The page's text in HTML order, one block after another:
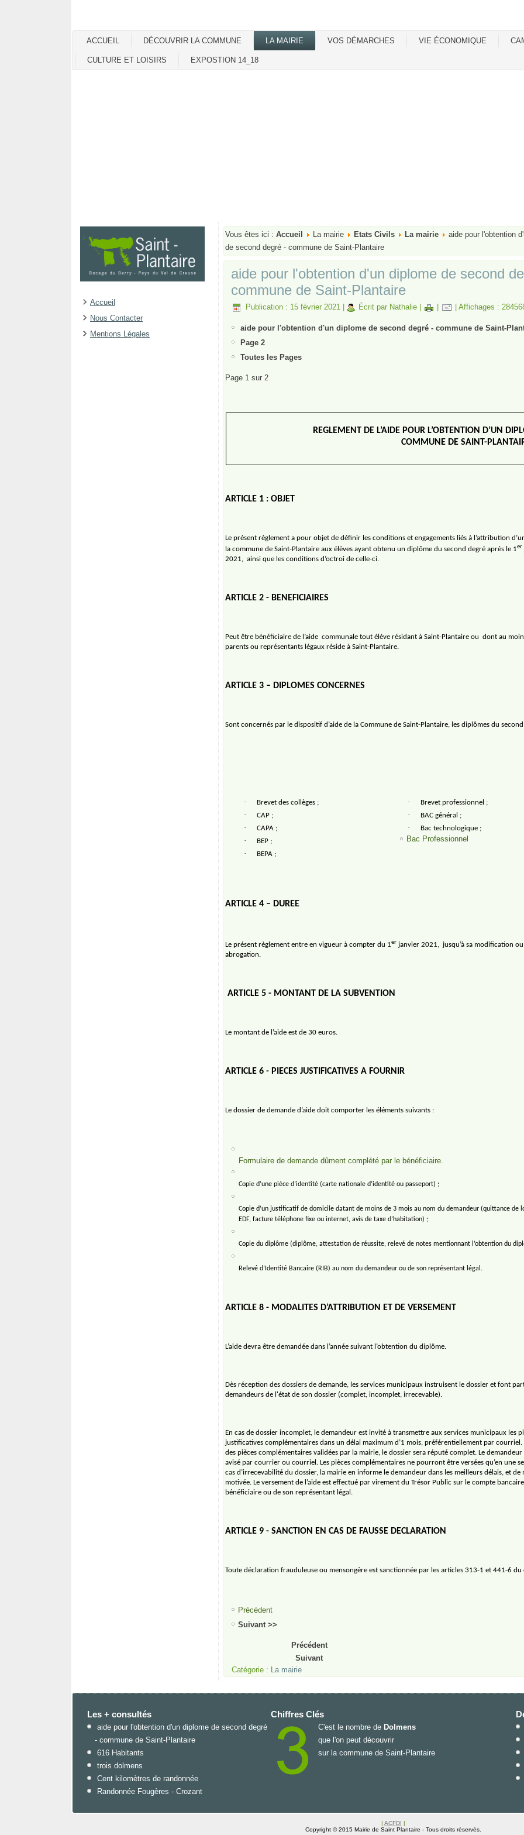
ACCUEIL DÉCOUVRIR LA COMMUNE LA MAIRIE VOS DÉMARCHES VIE ÉCONOMIQUE
CULTURE ET LOISIRS EXPOSTION 14_18
Accueil
Nous Contacter
Mentions Légales
Vous êtes ici : Accueil La mairie Etats Civils La mairie
aide pour l'obtention
de second degré - commune de Saint-Plantaire
aide pour l'obtention d'un diplome de second
commune de Saint-Plantaire
Publication : 15 février 2021 Écrit par Nathalie Affichages :
aide pour l'obtention d'un diplome de second degré - commune de Saint-
Page 2
Toutes les Pages
Page 1 sur 2
REGLEMENT DE L’AIDE POUR L’OBTENTION D’UN
COMMUNE DE SAINT-
ARTICLE 1 : OBJET
Le présent règlement a pour objet de définir les conditions et engagements liés à l’attribution
la commune de Saint-Plantaire aux élèves ayant obtenu un diplôme du second degré après le 1er
2021, ainsi que les conditions d’octroi de celle-ci.
ARTICLE 2 - BENEFICIAIRES
Peut être bénéficiaire de l’aide communale tout élève résidant à Saint-Plantaire ou dont au
parents ou représentants légaux réside à Saint-Plantaire.
ARTICLE 3 – DIPLOMES CONCERNES
Sont concernés par le dispositif d’aide de la Commune de Saint-Plantaire, les diplômes du
· Brevet des collèges ;
· CAP ;
· CAPA ;
· BEP ;
· BEPA ;
· Brevet professionnel ;
· BAC général ;
· Bac technologique ;
Bac Professionnel
ARTICLE 4 – DUREE
Le présent règlement entre en vigueur à compter du 1er janvier 2021, jusqu’à sa modification
abrogation.
ARTICLE 5 - MONTANT DE LA SUBVENTION
Le montant de l’aide est de 30 euros.
ARTICLE 6 - PIECES JUSTIFICATIVES A FOURNIR
Le dossier de demande d’aide doit comporter les éléments suivants :
Formulaire de demande dûment complété par le bénéficiaire.
Copie d’une pièce d’identité (carte nationale d’identité ou passeport) ;
Copie d’un justificatif de domicile datant de moins de 3 mois au nom du demandeur (quittance de
EDF, facture téléphone fixe ou internet, avis de taxe d’habitation) ;
Copie du diplôme (diplôme, attestation de réussite, relevé de notes mentionnant l’obtention du
Relevé d’Identité Bancaire (RIB) au nom du demandeur ou de son représentant légal.
ARTICLE 8 - MODALITES D’ATTRIBUTION ET DE VERSEMENT
L’aide devra être demandée dans l’année suivant l’obtention du diplôme.
Dès réception des dossiers de demande, les services municipaux instruisent le dossier et font
demandeurs de l'état de son dossier (complet, incomplet, irrecevable).
En cas de dossier incomplet, le demandeur est invité à transmettre aux services municipaux les
justificatives complémentaires dans un délai maximum d’1 mois, préférentiellement par
des pièces complémentaires validées par la mairie, le dossier sera réputé complet. Le demandeur
avisé par courrier ou courriel. Les pièces complémentaires ne pourront être versées qu’en une
cas d’irrecevabilité du dossier, la mairie en informe le demandeur dans les meilleurs délais, et de
motivée. Le versement de l’aide est effectué par virement du Trésor Public sur le compte
bénéficiaire ou de son représentant légal.
ARTICLE 9 - SANCTION EN CAS DE FAUSSE DECLARATION
Toute déclaration frauduleuse ou mensongère est sanctionnée par les articles 313-1 et 441-6 du
Précédent
Suivant >>
Précédent
Suivant
Catégorie :
La mairie
Les + consultés
aide pour l'obtention d'un diplome de second degré
- commune de Saint-Plantaire
616 Habitants
trois dolmens
Cent kilomètres de randonnée
Randonnée Fougères - Crozant
Chiffres Clés
C'est le nombre de Dolmens
que l'on peut découvrir
sur la commune de Saint-Plantaire
| ACFDI |
Copyright © 2015 Mairie de Saint Plantaire - Tous droits réservés.